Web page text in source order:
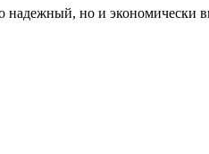
но и экономически